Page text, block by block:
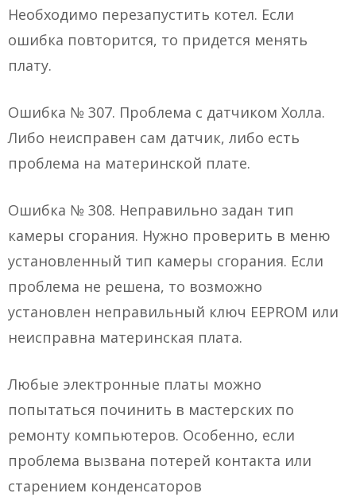
Необходимо перезапустить котел. Если
ошибка повторится, то придется менять
плату.
Ошибка № 307. Проблема с датчиком Холла.
Либо неисправен сам датчик, либо есть
проблема на материнской плате.
Ошибка № 308. Неправильно задан тип
камеры сгорания. Нужно проверить в меню
установленный тип камеры сгорания. Если
проблема не решена, то возможно
установлен неправильный ключ EEPROM или
неисправна материнская плата.
Любые электронные платы можно
попытаться починить в мастерских по
ремонту компьютеров. Особенно, если
проблема вызвана потерей контакта или
старением конденсаторов